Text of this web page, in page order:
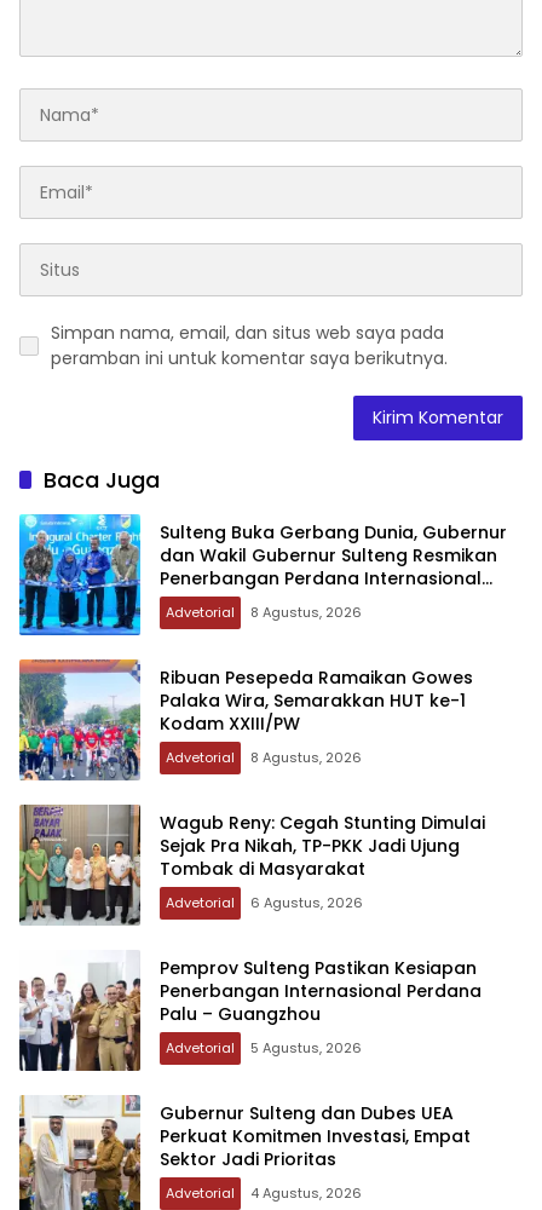
Simpan nama, email, dan situs web saya pada
peramban ini untuk komentar saya berikutnya.
Baca Juga
Sulteng Buka Gerbang Dunia, Gubernur
dan Wakil Gubernur Sulteng Resmikan
Penerbangan Perdana Internasional
Palu-Guangzhou
Advetorial 8 Agustus, 2026
Ribuan Pesepeda Ramaikan Gowes
Palaka Wira, Semarakkan HUT ke-1
Kodam XXIII/PW
Advetorial 8 Agustus, 2026
Wagub Reny: Cegah Stunting Dimulai
Sejak Pra Nikah, TP-PKK Jadi Ujung
Tombak di Masyarakat
Advetorial 6 Agustus, 2026
Pemprov Sulteng Pastikan Kesiapan
Penerbangan Internasional Perdana
Palu – Guangzhou
Advetorial 5 Agustus, 2026
Gubernur Sulteng dan Dubes UEA
Perkuat Komitmen Investasi, Empat
Sektor Jadi Prioritas
Advetorial 4 Agustus, 2026